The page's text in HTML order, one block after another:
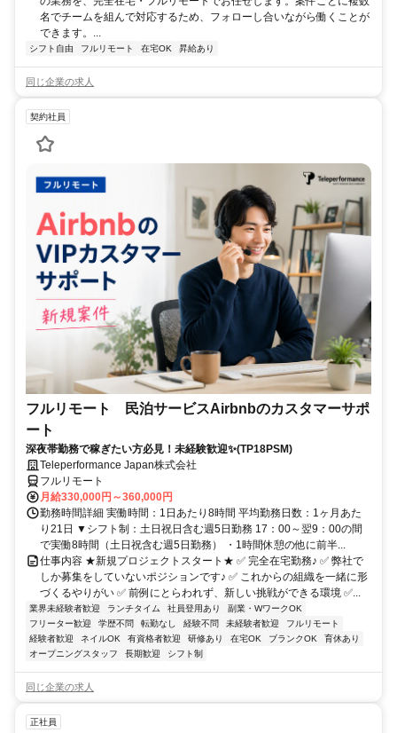
名でチームを組んで対応するため、フォローし合いながら働くことが
できます。...
シフト自由 フルリモート 在宅OK 昇給あり
同じ企業の求人
契約社員
フルリモート 民泊サービスAirbnbのカスタマーサポ
ート
深夜帯勤務で稼ぎたい方必見！未経験歓迎✨(TP18PSM)
Teleperformance Japan株式会社
フルリモート
月給330,000円～360,000円
勤務時間詳細 実働時間：1日あたり8時間 平均勤務日数：1ヶ月あた
り21日 ▼シフト制：土日祝日含む週5日勤務 17：00～翌9：00の間
で実働8時間（土日祝含む週5日勤務） ・1時間休憩の他に前半...
仕事内容 ★新規プロジェクトスタート★ ✅ 完全在宅勤務♪ ✅ 弊社で
しか募集をしていないポジションです♪ ✅ これからの組織を一緒に形
づくるやりがい ✅ 前例にとらわれず、新しい挑戦ができる環境 ✅...
業界未経験者歓迎 ランチタイム 社員登用あり
副業・WワークOK
フリーター歓迎
学歴不問 転勤なし 経験不問 未経験者歓迎
フルリモート
経験者歓迎
ネイルOK 有資格者歓迎 研修あり 在宅OK ブランクOK
育休あり
オープニングスタッフ
長期歓迎 シフト制
同じ企業の求人
正社員